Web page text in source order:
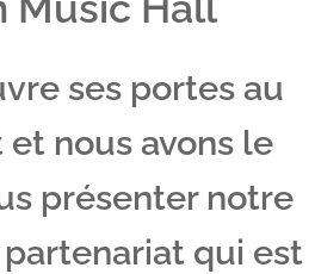
ses portes au
nous avons le
présenter notre
qui est